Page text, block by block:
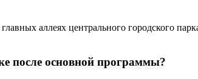
аллеях центрального городского
после основной программы?